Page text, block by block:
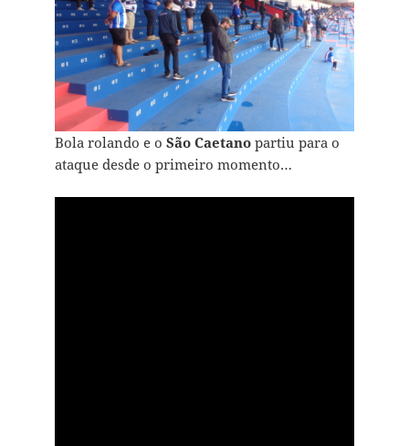
Bola rolando e o São Caetanopartiu para o
ataque desde o primeiro momento…